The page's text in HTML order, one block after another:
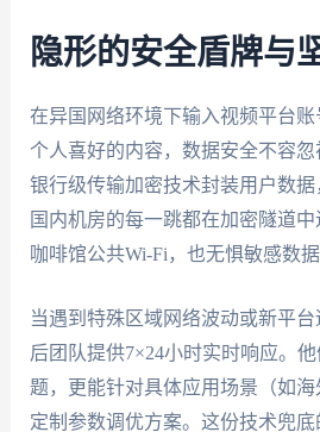
隐形的安全盾牌与
在异国网络环境下输入视频平台
个人喜好的内容，数据安全不容忽
银行级传输加密技术封装用户数据
国内机房的每一跳都在加密隧道
咖啡馆公共Wi-Fi，也无惧敏感数据
当遇到特殊区域网络波动或新平
后团队提供7×24小时实时响应。
题，更能针对具体应用场景（如海
定制参数调优方案。这份技术兜